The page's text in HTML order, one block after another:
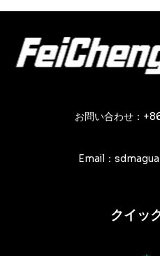
お問い合わせ：
Email：
クイッ